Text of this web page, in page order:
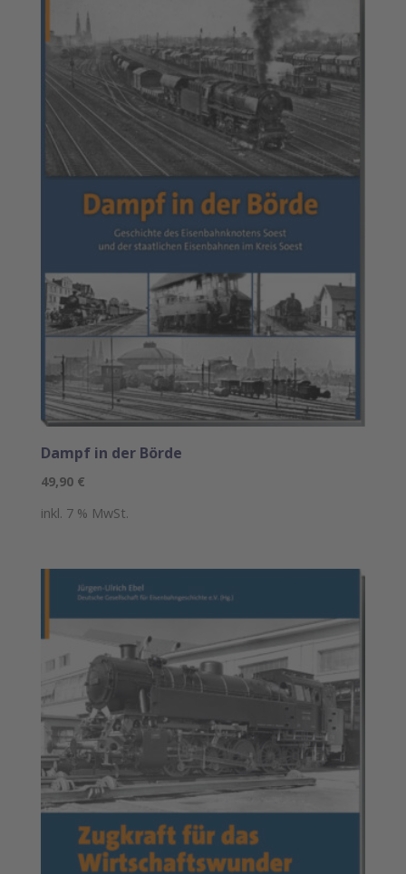
Dampf in der Börde
49,90 €
inkl. 7 % MwSt.